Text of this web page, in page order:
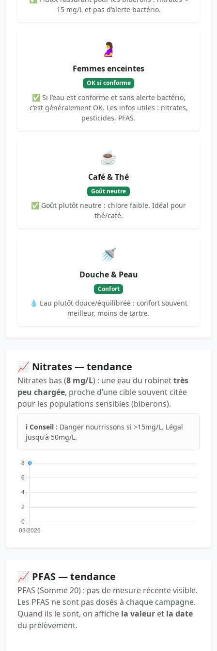
15 mg/L et pas d’alerte bactério.
🤰
Femmes enceintes
OK si conforme
✅ Si l’eau est conforme et sans alerte bactério,
c’est généralement OK. Les infos utiles : nitrates,
pesticides, PFAS.
☕
Café & Thé
Goût neutre
✅ Goût plutôt neutre : chlore faible. Idéal pour
thé/café.
🚿
Douche & Peau
Confort
💧 Eau plutôt douce/équilibrée : confort souvent
meilleur, moins de tartre.
📈 Nitrates — tendance
Nitrates bas (8 mg/L) : une eau du robinettrès
peu chargée, proche d’une cible souvent citée
pour les populations sensibles (biberons).
ℹ️ Conseil : Danger nourrissons si >15mg/L. Légal
jusqu'à 50mg/L.
📈 PFAS — tendance
PFAS (Somme 20) : pas de mesure récente visible.
Les PFAS ne sont pas dosés à chaque campagne.
Quand ils le sont, on affiche la valeur et la date
du prélèvement.